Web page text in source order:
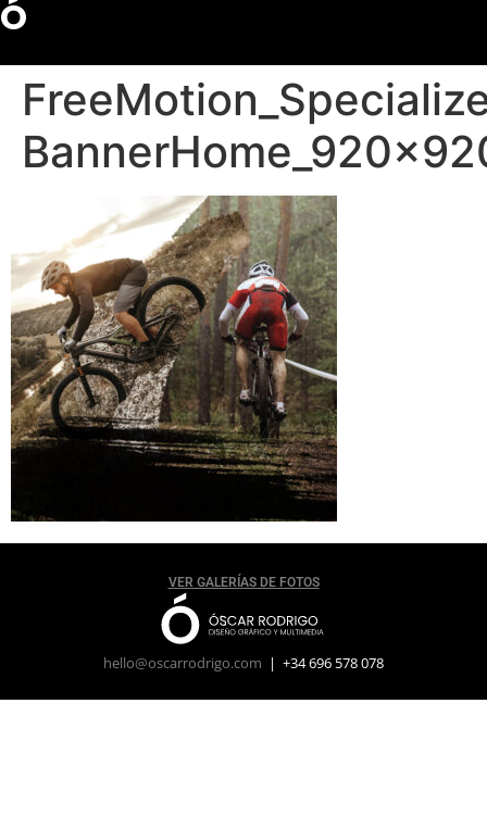
Ó
VER GALERÍAS DE FOTOS
hello@oscarrodrigo.com | +34 696 578 078